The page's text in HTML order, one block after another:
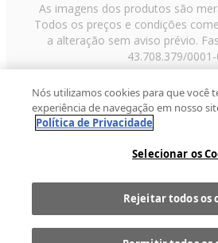
Comprar
As imagens dos produtos são
Todos os preços e condições
a alteração sem aviso prévio.
43.708.379/
Paulo/SP, CEP 02029-001,
2013 Fast Shop - Todos os
Nós utilizamos cookies para que você
experiência de navegação em nosso
Política de Privacidade
Selecionar os
Rejeitar todos os